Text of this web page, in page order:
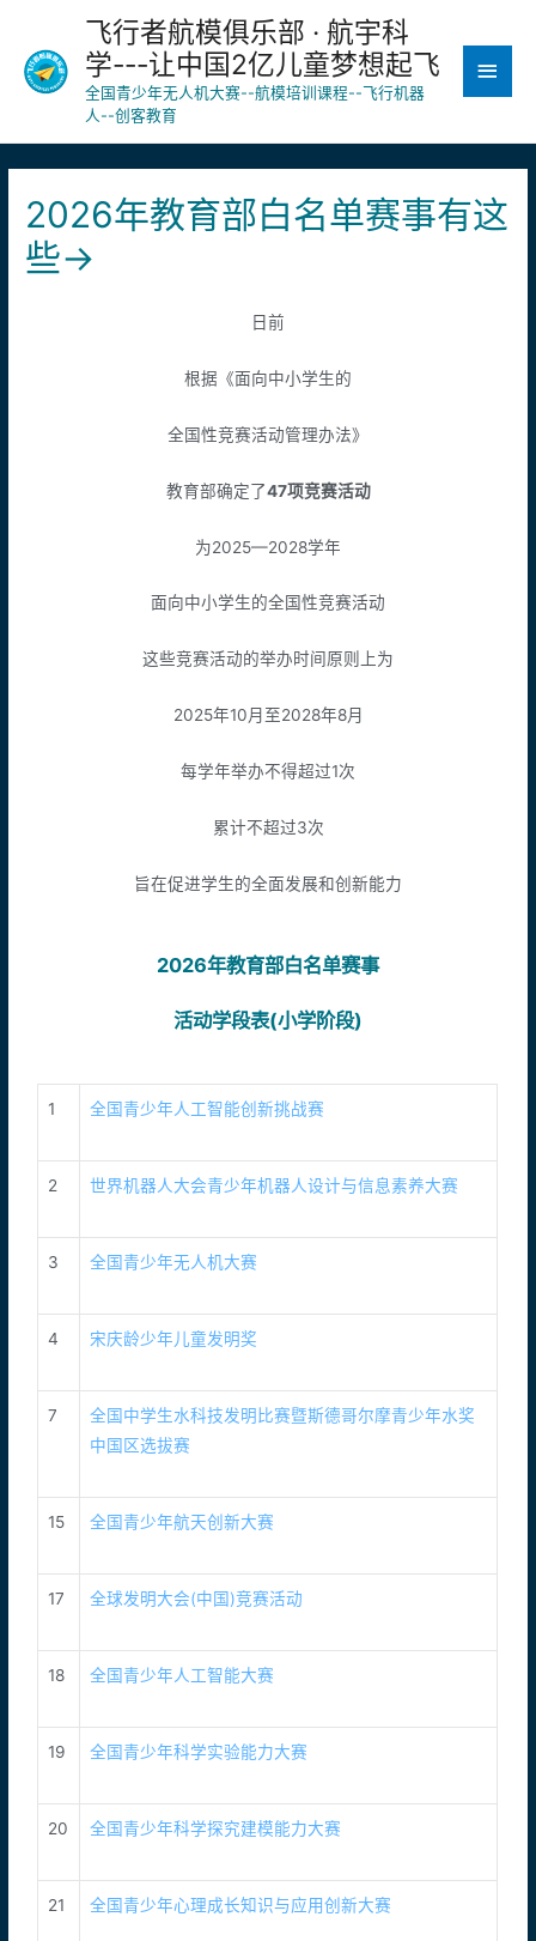
飞行者航模俱乐部 · 航宇科
学---让中国2亿儿童梦想起飞
全国青少年无人机大赛--航模培训课程--飞行机器
人--创客教育
2026年教育部白名单赛事有这
些→
日前
根据《面向中小学生的
全国性竞赛活动管理办法》
教育部确定了47项竞赛活动
为2025—2028学年
面向中小学生的全国性竞赛活动
这些竞赛活动的举办时间原则上为
2025年10月至2028年8月
每学年举办不得超过1次
累计不超过3次
旨在促进学生的全面发展和创新能力
2026年教育部白名单赛事
活动学段表(小学阶段)
1 全国青少年人工智能创新挑战赛
2 世界机器人大会青少年机器人设计与信息素养大赛
3 全国青少年无人机大赛
4 宋庆龄少年儿童发明奖
7
全国中学生水科技发明比赛暨斯德哥尔摩青少年水奖
中国区选拔赛
15 全国青少年航天创新大赛
17 全球发明大会(中国)竞赛活动
18 全国青少年人工智能大赛
19 全国青少年科学实验能力大赛
20 全国青少年科学探究建模能力大赛
21 全国青少年心理成长知识与应用创新大赛